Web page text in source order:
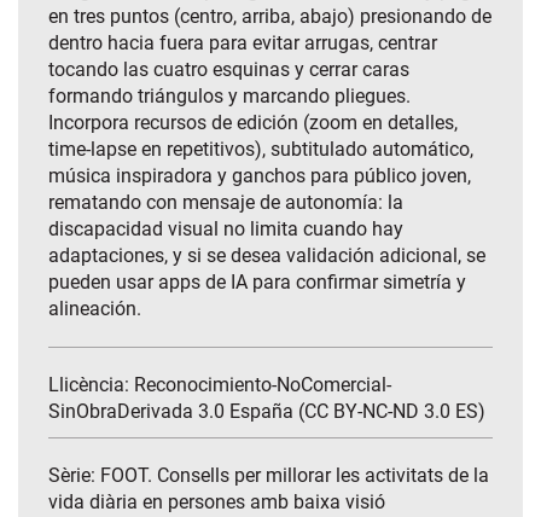
en tres puntos (centro, arriba, abajo) presionando de
dentro hacia fuera para evitar arrugas, centrar
tocando las cuatro esquinas y cerrar caras
formando triángulos y marcando pliegues.
Incorpora recursos de edición (zoom en detalles,
time‑lapse en repetitivos), subtitulado automático,
música inspiradora y ganchos para público joven,
rematando con mensaje de autonomía: la
discapacidad visual no limita cuando hay
adaptaciones, y si se desea validación adicional, se
pueden usar apps de IA para confirmar simetría y
alineación.
Llicència: Reconocimiento-NoComercial-
SinObraDerivada 3.0 España (CC BY-NC-ND 3.0 ES)
Sèrie: FOOT. Consells per millorar les activitats de la
vida diària en persones amb baixa visió